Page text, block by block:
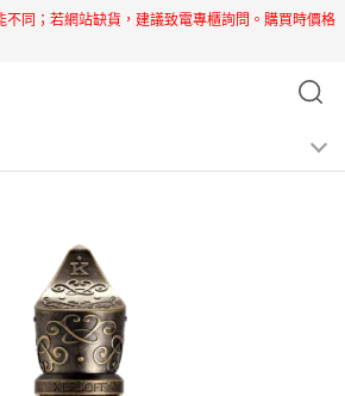
不同；若網站缺貨，建議致電專櫃詢問。購買時價格